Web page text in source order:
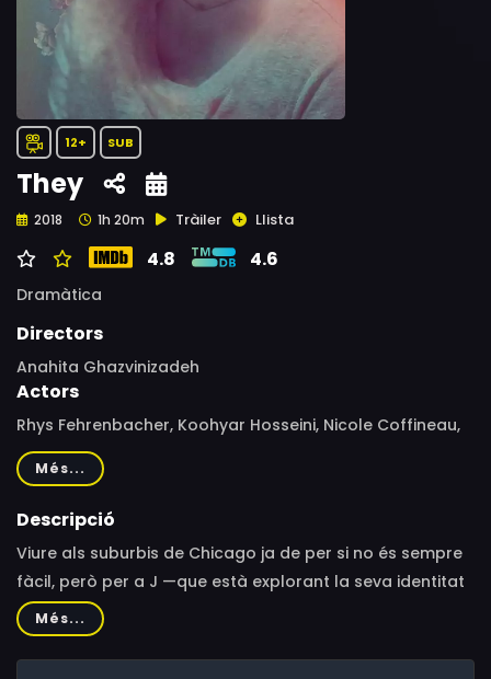
12+ SUB
They
2018 1h 20m Tràiler Llista
4.8 4.6
Dramàtica
Directors
Anahita Ghazvinizadeh
Actors
Rhys Fehrenbacher, Koohyar Hosseini, Nicole Coffineau,
Norma Moruzzi, Diana Torres, Evan Gray, Drew Sheil, Leyla
Mofleh, Mohammad Aghebati, Almai Sinai, David
Garofalo, Farid Kossari, Kaveh Ehsani, Aerik Jahangiri,
Més...
Descripció
Viure als suburbis de Chicago ja de per si no és sempre
fàcil, però per a J —que està explorant la seva identitat
de gènere—, el fet de referir-se a si mateix amb el
pronom no binari “they” ho fa tot fins i tot més
complicat.
Més...